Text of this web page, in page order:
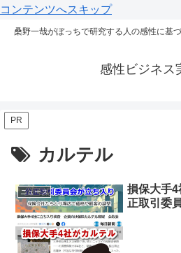
コンテンツへスキップ
桑野一哉がぼっちで研究する人の感性に基
感性ビジネス
PR
カルテル
ニュース
損保大手
正取引委